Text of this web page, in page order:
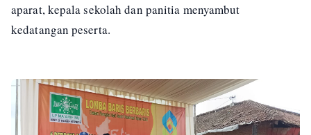
aparat, kepala sekolah dan panitia menyambut
kedatangan peserta.